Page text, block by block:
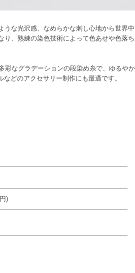
な光沢感、なめらかな刺し心地から世界
、熟練の染色技術によって色あせや色落
なグラデーションの段染め糸で、ゆるや
どのアクセサリー制作にも最適です。
)